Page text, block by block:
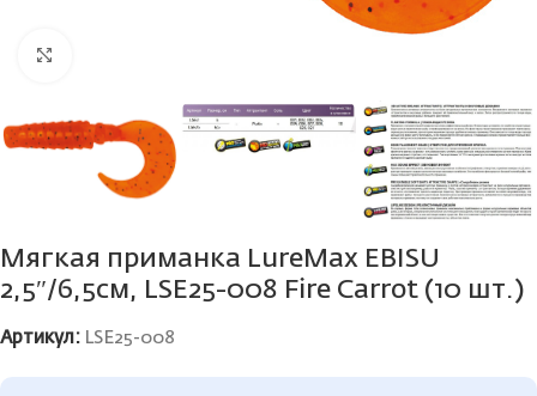
Мягкая приманка LureMax EBISU
2,5″/6,5см, LSE25-008 Fire Carrot (10 шт.)
Артикул: LSE25-008